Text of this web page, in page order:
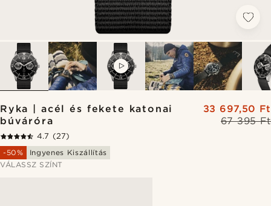
Ryka | acél és fekete katonai
búváróra
67 395 Ft
33 697,50 Ft
4.7 (27)
-50%
Ingyenes Kiszállítás
VÁLASSZ SZÍNT